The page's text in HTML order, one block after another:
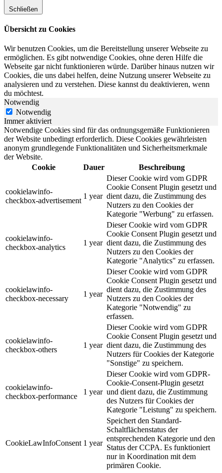
Schließen
Übersicht zu Cookies
Wir benutzen Cookies, um die Bereitstellung unserer Webseite zu
ermöglichen. Es gibt notwendige Cookies, ohne deren Hilfe die
Webseite gar nicht funktionieren würde. Darüber hinaus nutzen wir
Cookies, die uns dabei helfen, deine Nutzung unserer Webseite zu
analysieren und zu verstehen. Diese kannst du deaktivieren, wenn
du möchtest.
Notwendig
Notwendig
Immer aktiviert
Notwendige Cookies sind für das ordnungsgemäße Funktionieren
der Website unbedingt erforderlich. Diese Cookies gewährleisten
anonym grundlegende Funktionalitäten und Sicherheitsmerkmale
der Website.
Cookie
Dauer Beschreibung
cookielawinfo-
checkbox-advertisement
1 year
Dieser Cookie wird vom GDPR
Cookie Consent Plugin gesetzt und
dient dazu, die Zustimmung des
Nutzers zu den Cookies der
Kategorie "Werbung" zu erfassen.
cookielawinfo-
checkbox-analytics
1 year
Dieser Cookie wird vom GDPR
Cookie Consent Plugin gesetzt und
dient dazu, die Zustimmung des
Nutzers zu den Cookies der
Kategorie "Analytics" zu erfassen.
cookielawinfo-
checkbox-necessary
1 year
Dieser Cookie wird vom GDPR
Cookie Consent Plugin gesetzt und
dient dazu, die Zustimmung des
Nutzers zu den Cookies der
Kategorie "Notwendig" zu
erfassen.
cookielawinfo-
checkbox-others
1 year
Dieser Cookie wird vom GDPR
Cookie Consent Plugin gesetzt und
dient dazu, die Zustimmung des
Nutzers für Cookies der Kategorie
"Sonstige" zu speichern.
cookielawinfo-
checkbox-performance
1 year
Dieser Cookie wird vom GDPR-
Cookie-Consent-Plugin gesetzt
und dient dazu, die Zustimmung
des Nutzers für Cookies der
Kategorie "Leistung" zu speichern.
CookieLawInfoConsent 1 year
Speichert den Standard-
Schaltflächenstatus der
entsprechenden Kategorie und den
Status der CCPA. Es funktioniert
nur in Koordination mit dem
primären Cookie.